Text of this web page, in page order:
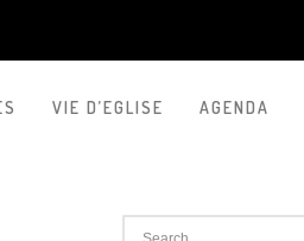
VIE D’EGLISE AGENDA